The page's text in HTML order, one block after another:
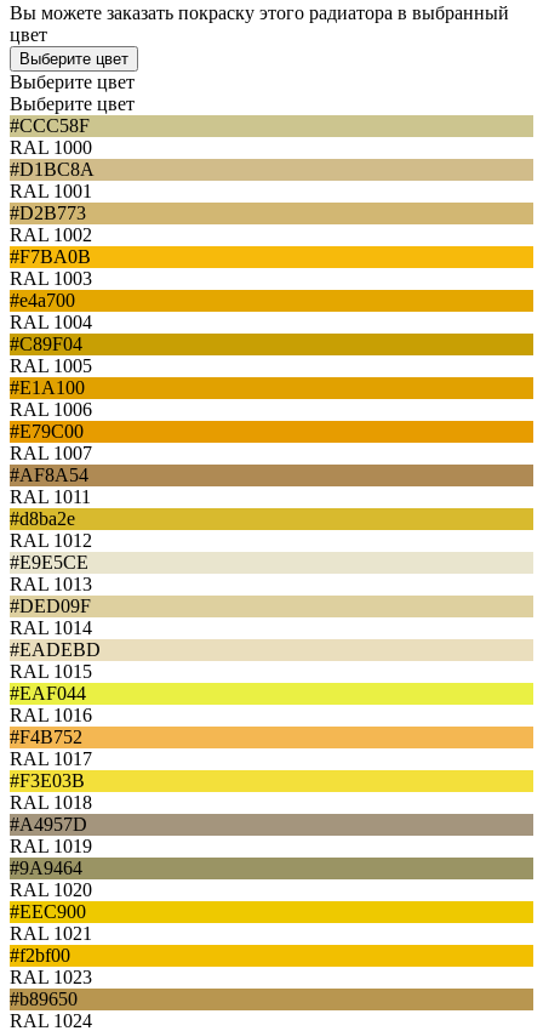
Вы можете заказать покраску этого радиатора в выбранный
цвет
Выберите цвет
Выберите цвет
Выберите цвет
#CCC58F
RAL 1000
#D1BC8A
RAL 1001
#D2B773
RAL 1002
#F7BA0B
RAL 1003
#e4a700
RAL 1004
#C89F04
RAL 1005
#E1A100
RAL 1006
#E79C00
RAL 1007
#AF8A54
RAL 1011
#d8ba2e
RAL 1012
#E9E5CE
RAL 1013
#DED09F
RAL 1014
#EADEBD
RAL 1015
#EAF044
RAL 1016
#F4B752
RAL 1017
#F3E03B
RAL 1018
#A4957D
RAL 1019
#9A9464
RAL 1020
#EEC900
RAL 1021
#f2bf00
RAL 1023
#b89650
RAL 1024